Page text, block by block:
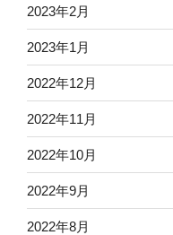
2023年2月
2023年1月
2022年12月
2022年11月
2022年10月
2022年9月
2022年8月